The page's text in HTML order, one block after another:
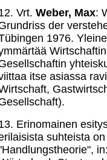
Vrt. Weber, Max:
der
1976.
itse asiassa
Erinomainen
suhteista